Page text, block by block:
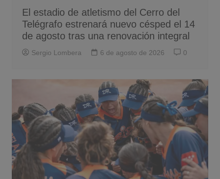
El estadio de atletismo del Cerro del
Telégrafo estrenará nuevo césped el 14
de agosto tras una renovación integral
Sergio Lombera 6 de agosto de 2026 0